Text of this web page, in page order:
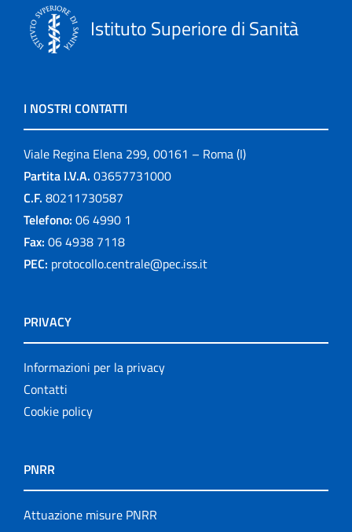
Istituto Superiore di Sanità
I NOSTRI CONTATTI
Viale Regina Elena 299, 00161 – Roma (I)
Partita I.V.A. 03657731000
C.F. 80211730587
Telefono: 06 4990 1
Fax: 06 4938 7118
PEC: protocollo.centrale@pec.iss.it
PRIVACY
Informazioni per la privacy
Contatti
Cookie policy
PNRR
Attuazione misure PNRR